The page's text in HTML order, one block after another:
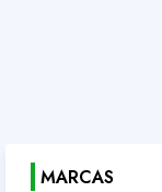
MARCAS